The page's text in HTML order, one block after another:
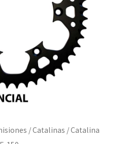
/Catalinas / Catalina